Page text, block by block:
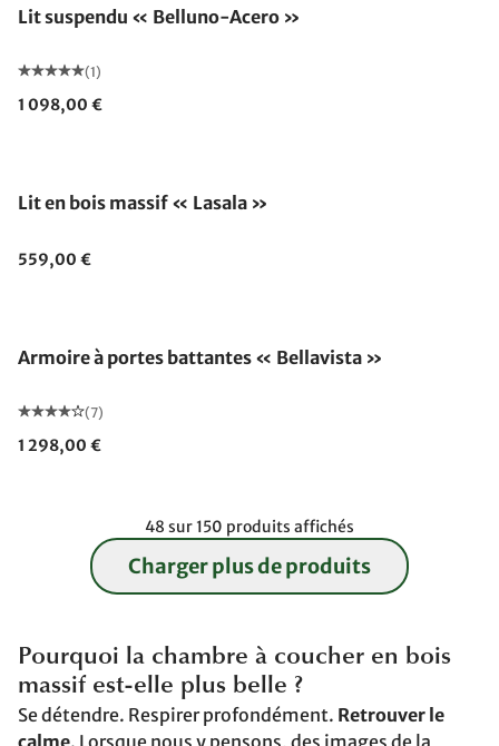
Lit suspendu « Belluno-Acero »
(1)
1 098,00 €
Lit en bois massif « Lasala »
559,00 €
Armoire à portes battantes « Bellavista »
(7)
1 298,00 €
48 sur 150 produits affichés
Charger plus de produits
Pourquoi la chambre à coucher en bois
massif est-elle plus belle ?
Se détendre. Respirer profondément. Retrouver le
calme. Lorsque nous y pensons, des images de la